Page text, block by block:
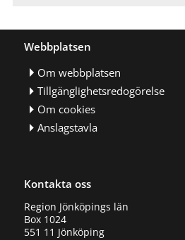
Webbplatsen
Om webbplatsen
Tillgänglighetsredogörelse
Om cookies
Anslagstavla
Kontakta oss
Region Jönköpings län
Box 1024
551 11 Jönköping